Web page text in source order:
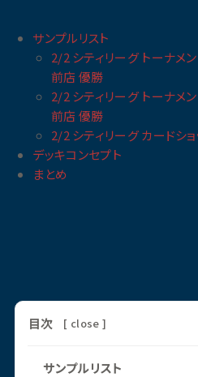
サンプルリスト
2/2 シティリーグ トーナメ
前店 優勝
2/2 シティリーグ トーナメ
前店 優勝
2/2 シティリーグ カードシ
デッキコンセプト
まとめ
目次 [ close ]
サンプルリスト